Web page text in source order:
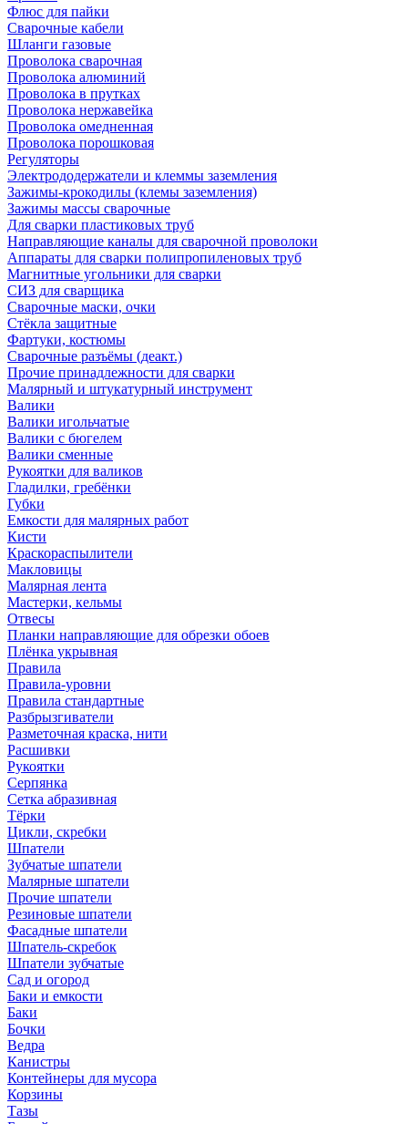
Флюс для пайки
Сварочные кабели
Шланги газовые
Проволока сварочная
Проволока алюминий
Проволока в прутках
Проволока нержавейка
Проволока омедненная
Проволока порошковая
Регуляторы
Электрододержатели и клеммы заземления
Зажимы-крокодилы (клемы заземления)
Зажимы массы сварочные
Для сварки пластиковых труб
Направляющие каналы для сварочной проволоки
Аппараты для сварки полипропиленовых труб
Магнитные угольники для сварки
СИЗ для сварщика
Сварочные маски, очки
Стёкла защитные
Фартуки, костюмы
Сварочные разъёмы (деакт.)
Прочие принадлежности для сварки
Малярный и штукатурный инструмент
Валики
Валики игольчатые
Валики с бюгелем
Валики сменные
Рукоятки для валиков
Гладилки, гребёнки
Губки
Емкости для малярных работ
Кисти
Краскораспылители
Макловицы
Малярная лента
Мастерки, кельмы
Отвесы
Планки направляющие для обрезки обоев
Плёнка укрывная
Правила
Правила-уровни
Правила стандартные
Разбрызгиватели
Разметочная краска, нити
Расшивки
Рукоятки
Серпянка
Сетка абразивная
Тёрки
Цикли, скребки
Шпатели
Зубчатые шпатели
Малярные шпатели
Прочие шпатели
Резиновые шпатели
Фасадные шпатели
Шпатель-скребок
Шпатели зубчатые
Сад и огород
Баки и емкости
Баки
Бочки
Ведра
Канистры
Контейнеры для мусора
Корзины
Тазы